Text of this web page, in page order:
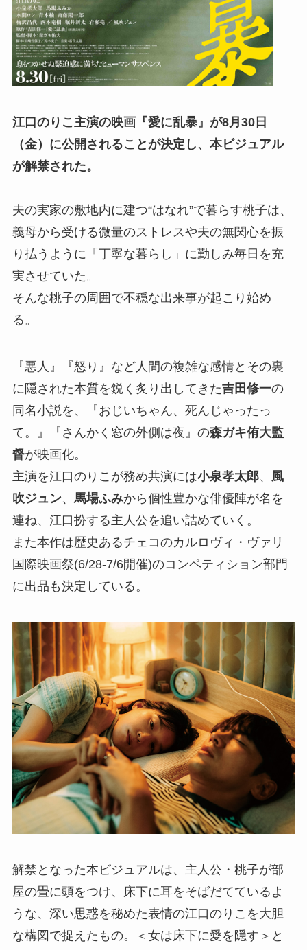
江口のりこ主演の映画『愛に乱暴』が8月30日
（金）に公開されることが決定し、本ビジュアル
が解禁された。
夫の実家の敷地内に建つ“はなれ”で暮らす桃子は、
義母から受ける微量のストレスや夫の無関心を振
り払うように「丁寧な暮らし」に勤しみ毎日を充
実させていた。
そんな桃子の周囲で不穏な出来事が起こり始め
る。
『悪人』『怒り』など人間の複雑な感情とその裏
に隠された本質を鋭く炙り出してきた吉田修一の
同名小説を、『おじいちゃん、死んじゃったっ
て。』『さんかく窓の外側は夜』の森ガキ侑大監
督が映画化。
主演を江口のりこが務め共演には小泉孝太郎、 風
吹ジュン、 馬場ふみから個性豊かな俳優陣が名を
連ね、江口扮する主人公を追い詰めていく。
また本作は歴史あるチェコのカルロヴィ・ヴァリ
国際映画祭(6/28-7/6開催)のコンペティション部門
に出品も決定している。
解禁となった本ビジュアルは、主人公・桃子が部
屋の畳に頭をつけ、床下に耳をそばだてているよ
うな、深い思惑を秘めた表情の江口のりこを大胆
な構図で捉えたもの。＜女は床下に愛を隠す＞と